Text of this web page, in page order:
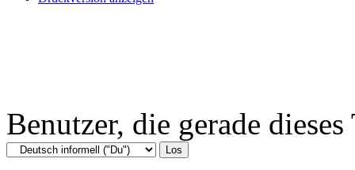
Benutzer, die gerade